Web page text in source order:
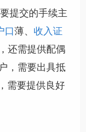
提交的手续主
口薄、 收入证
还需提供配偶
，需要出具抵
需要提供良好